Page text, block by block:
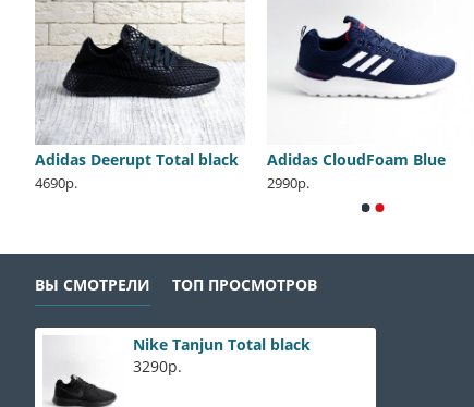
Adidas Deerupt Total black
4690р.
Adidas CloudFoam Blue
2990р.
Adidas PureBoost All White
2400р.
Nike Jordan 1 Travis Olive
4400р.
ВЫ СМОТРЕЛИ ТОП ПРОСМОТРОВ
Nike Tanjun Total black
3290р.